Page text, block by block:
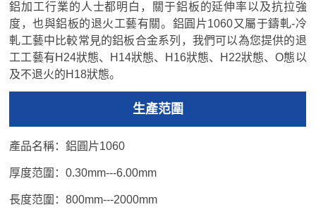
鋁加工行業的人士都明白，關于鋁板的延伸率以及抗拉強
度，也與鋁板的退火工藝有關。鋁圓片1060又屬于鑄軋-冷
軋工藝中比較常見的鋁板合金系列，我們可以為您提供的退
工工藝有H24狀態、H14狀態、H16狀態、H22狀態、O態以
及不退火的H18狀態。
生產范圍
產品名稱：鋁圓片1060
厚度范圍：0.30mm---6.00mm
長度范圍：800mm---2000mm